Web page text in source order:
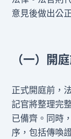
意見後做出公
（一）開
正式開庭前，
記官將整理完
已備齊。同時
序，包括傳喚